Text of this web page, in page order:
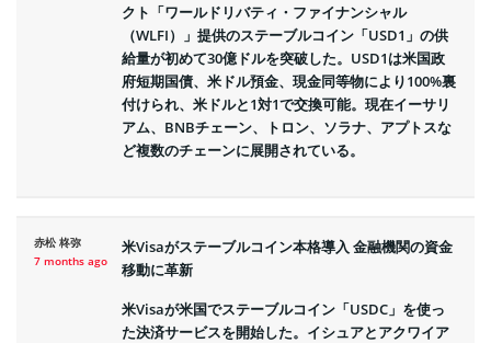
クト「ワールドリバティ・ファイナンシャル
（WLFI）」提供のステーブルコイン「USD1」の供
給量が初めて30億ドルを突破した。USD1は米国政
府短期国債、米ドル預金、現金同等物により100%裏
付けられ、米ドルと1対1で交換可能。現在イーサリ
アム、BNBチェーン、トロン、ソラナ、アプトスな
ど複数のチェーンに展開されている。
赤松 柊弥
7 months ago
米Visaがステーブルコイン本格導入 金融機関の資金
移動に革新
米Visaが米国でステーブルコイン「USDC」を使っ
た決済サービスを開始した。イシュアとアクワイア